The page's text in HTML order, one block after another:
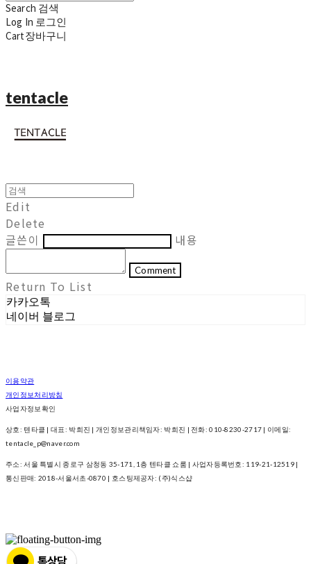
Search 검색
Log In 로그인
Cart장바구니
tentacle
Edit
Delete
글쓴이
내용
Comment
Return To List
카카오톡
네이버 블로그
이용약관
개인정보처리방침
사업자정보확인
상호: 텐타클 | 대표: 박희진 | 개인정보관리책임자: 박희진 | 전화: 010-8230-2717 | 이메일:
tentacle_p@naver.com
주소: 서울 특별시 종로구 삼청동 35-171, 1층 텐타클 쇼룸 | 사업자등록번호: 119-21-12519 |
통신판매: 2018-서울서초-0870 | 호스팅제공자: (주)식스샵